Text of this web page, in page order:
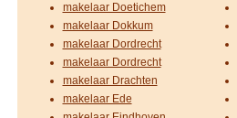
makelaar Doetichem
makelaar Dokkum
makelaar Dordrecht
makelaar Dordrecht
makelaar Drachten
makelaar Ede